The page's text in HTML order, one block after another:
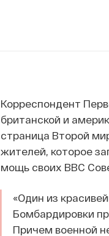
Корреспондент
британской и
страница Второй
жителей, которое
мощь своих ВВС
«Один из
Бомбардировки
Причем военной